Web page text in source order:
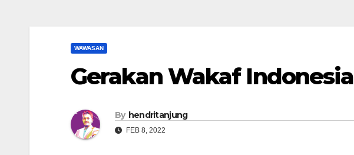
WAWASAN
Gerakan Wakaf Indonesia
By hendritanjung
FEB 8, 2022